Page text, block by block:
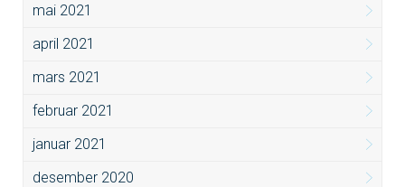
mai 2021
april 2021
mars 2021
februar 2021
januar 2021
desember 2020